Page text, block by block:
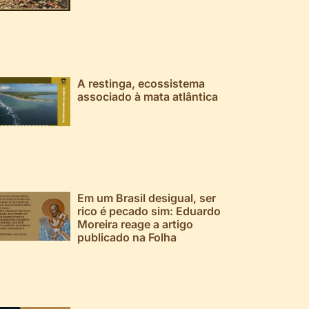
A restinga, ecossistema
associado à mata atlântica
Em um Brasil desigual, ser
rico é pecado sim: Eduardo
Moreira reage a artigo
publicado na Folha